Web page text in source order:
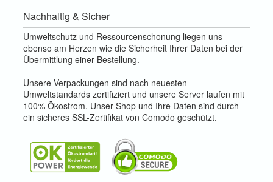
Nachhaltig & Sicher
Umweltschutz und Ressourcenschonung liegen uns
ebenso am Herzen wie die Sicherheit Ihrer Daten bei der
Übermittlung einer Bestellung.
Unsere Verpackungen sind nach neuesten
Umweltstandards zertifiziert und unsere Server laufen mit
100% Ökostrom. Unser Shop und Ihre Daten sind durch
ein sicheres SSL-Zertifikat von Comodo geschützt.